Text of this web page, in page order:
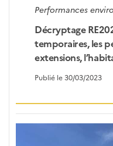
Performances
Décryptage
temporaires, les
extensions,
Publié le 30/03/2023